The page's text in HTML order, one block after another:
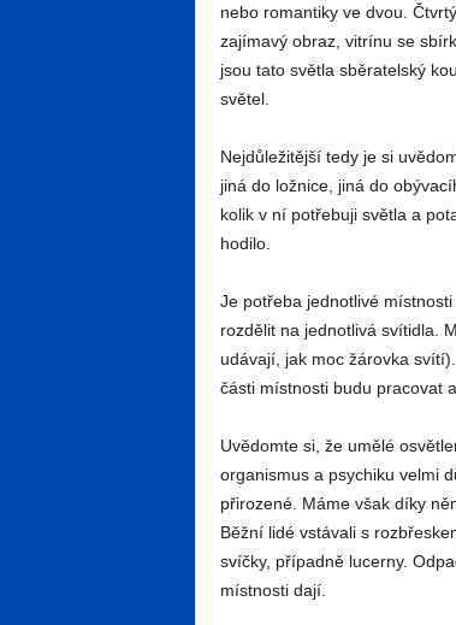
nebo romantiky ve dvou.
zajímavý obraz, vitrínu se
jsou tato světla sběratelský
světel.
Nejdůležitější tedy je si
jiná do ložnice, jiná do
kolik v ní potřebuji světla a
hodilo.
Je potřeba jednotlivé
rozdělit na jednotlivá svítidla.
udávají, jak moc žárovka
části místnosti budu pracovat
Uvědomte si, že umělé
organismus a psychiku velmi
přirozené. Máme však díky
Běžní lidé vstávali s
svíčky, případně lucerny.
místnosti dají.